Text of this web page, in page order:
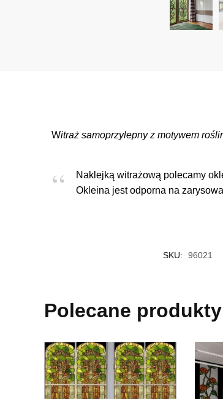
Witraż samoprzylepny z motywem
Naklejką witrażową polecamy
Okleina jest odporna na
SKU: 96021
Polecane produkty